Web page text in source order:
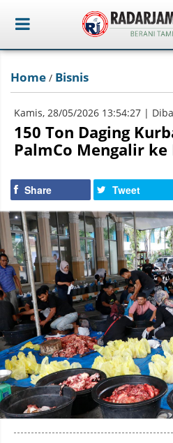
Home / Bisnis
Kamis, 28/05/2026 13:54:27 |
150 Ton Daging
PalmCo Mengalir
Share Tweet